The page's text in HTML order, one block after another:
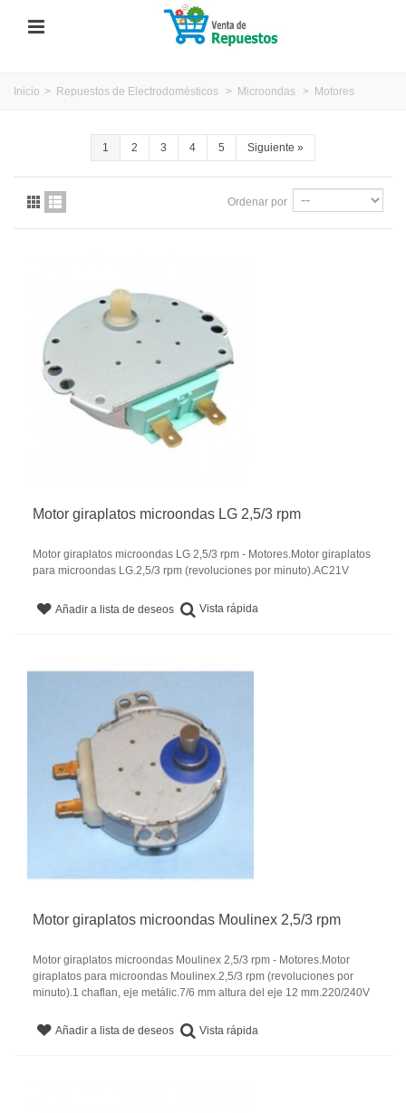
Inicio > Repuestos de Electrodomésticos > Microondas > Motores
1 2 3 4 5 Siguiente »
Ordenar por
Motor giraplatos microondas LG 2,5/3 rpm
Motor giraplatos microondas LG 2,5/3 rpm - Motores.Motor giraplatos
para microondas LG.2,5/3 rpm (revoluciones por minuto).AC21V
Añadir a lista de deseos Vista rápida
Motor giraplatos microondas Moulinex 2,5/3 rpm
Motor giraplatos microondas Moulinex 2,5/3 rpm - Motores.Motor
giraplatos para microondas Moulinex.2,5/3 rpm (revoluciones por
minuto).1 chaflan, eje metálic.7/6 mm altura del eje 12 mm.220/240V
Añadir a lista de deseos Vista rápida